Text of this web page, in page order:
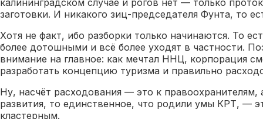
калининградском случае и рогов нет — только
заготовки. И никакого зиц-председателя Фунта, то
Хотя не факт, ибо разборки только начинаются. То
более дотошными и всё более уходят в частности.
внимание на главное: как мечтал ННЦ, корпорация
разработать концепцию туризма и правильно
Ну, насчёт расходования — это к правоохранителям,
развития, то единственное, что родили умы КРТ, —
кластерным.